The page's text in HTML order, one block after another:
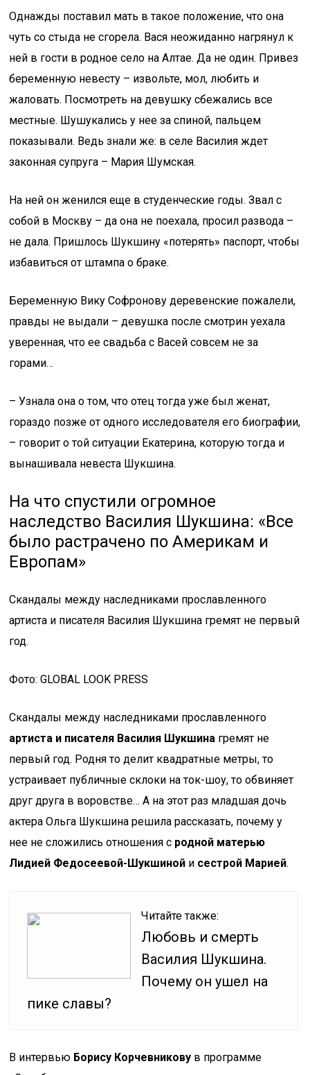
Однажды поставил мать в такое положение, что она
чуть со стыда не сгорела. Вася неожиданно нагрянул к
ней в гости в родное село на Алтае. Да не один. Привез
беременную невесту – извольте, мол, любить и
жаловать. Посмотреть на девушку сбежались все
местные. Шушукались у нее за спиной, пальцем
показывали. Ведь знали же: в селе Василия ждет
законная супруга – Мария Шумская.
На ней он женился еще в студенческие годы. Звал с
собой в Москву – да она не поехала, просил развода –
не дала. Пришлось Шукшину «потерять» паспорт, чтобы
избавиться от штампа о браке.
Беременную Вику Софронову деревенские пожалели,
правды не выдали – девушка после смотрин уехала
уверенная, что ее свадьба с Васей совсем не за
горами…
– Узнала она о том, что отец тогда уже был женат,
гораздо позже от одного исследователя его биографии,
– говорит о той ситуации Екатерина, которую тогда и
вынашивала невеста Шукшина.
На что спустили огромное
наследство Василия Шукшина: «Все
было растрачено по Америкам и
Европам»
Скандалы между наследниками прославленного
артиста и писателя Василия Шукшина гремят не первый
год.
Фото: GLOBAL LOOK PRESS
Скандалы между наследниками прославленного
артиста и писателя Василия Шукшина гремят не
первый год. Родня то делит квадратные метры, то
устраивает публичные склоки на ток-шоу, то обвиняет
друг друга в воровстве… А на этот раз младшая дочь
актера Ольга Шукшина решила рассказать, почему у
нее не сложились отношения с родной матерью
Лидией Федосеевой-Шукшиной и сестрой Марией.
Читайте также:
Любовь и смерть
Василия Шукшина.
Почему он ушел на
пике славы?
В интервью Борису Корчевникову в программе